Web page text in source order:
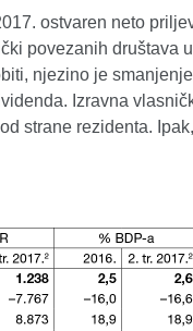
ostvaren neto
povezanih društava
njezino je
Izravna
strane rezidenta.